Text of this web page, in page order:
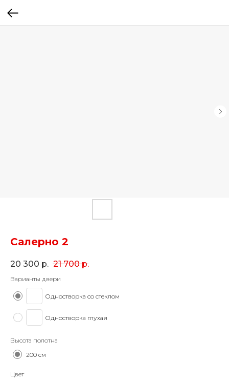
Салерно 2
20 300 р. 21 700 р.
Варианты двери
Одностворка со стеклом
Одностворка глухая
Высота полотна
200 см
Цвет